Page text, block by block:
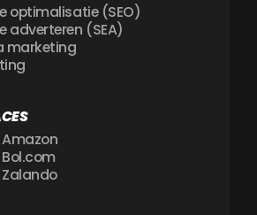
optimalisatie (SEO)
adverteren (SEA)
marketing